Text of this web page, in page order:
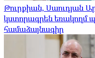
Թուրքիան, Սաուդյան
կստորագրեն
համաձայնագիր